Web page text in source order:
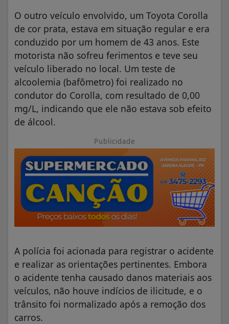
O outro veículo envolvido, um Toyota Corolla
de cor prata, estava em situação regular e era
conduzido por um homem de 43 anos. Este
motorista não sofreu ferimentos e teve seu
veículo liberado no local. Um teste de
alcoolemia (bafômetro) foi realizado no
condutor do Corolla, com resultado de 0,00
mg/L, indicando que ele não estava sob efeito
de álcool.
Publicidade
A polícia foi acionada para registrar o acidente
e realizar as orientações pertinentes. Embora
o acidente tenha causado danos materiais aos
veículos, não houve indícios de ilicitude, e o
trânsito foi normalizado após a remoção dos
carros.